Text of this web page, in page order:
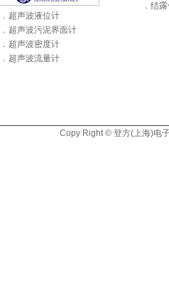
．超声波液位计
．超声波污泥界面计
．超声波密度计
．超声波流量计
．结
Copy Right © 登方(上海)